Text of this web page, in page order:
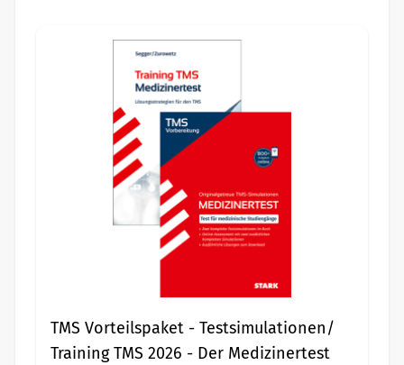
TMS Vorteilspaket - Testsimulationen/
Training TMS 2026 - Der Medizinertest